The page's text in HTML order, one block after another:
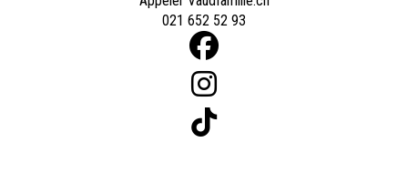
021 652 52 93